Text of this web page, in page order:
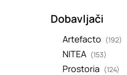
Dobavljači
Artefacto (192)
NITEA (153)
Prostoria (124)